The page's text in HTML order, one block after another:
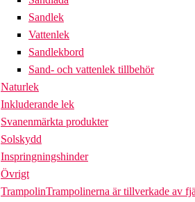
Sandlek
Vattenlek
Sandlekbord
Sand- och vattenlek tillbehör
Naturlek
Inkluderande lek
Svanenmärkta produkter
Solskydd
Inspringningshinder
Övrigt
TrampolinTrampolinerna är tillverkade av